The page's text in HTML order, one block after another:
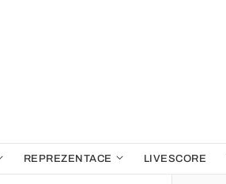
REPREZENTACE LIVESCORE